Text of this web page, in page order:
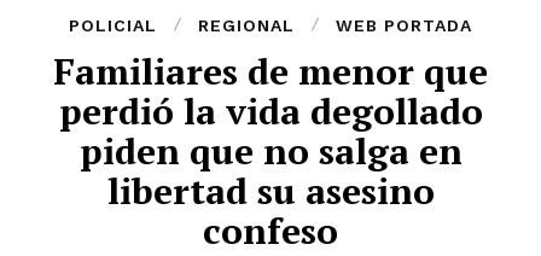
POLICIAL REGIONAL WEB PORTADA
Familiares de menor que
perdió la vida degollado
piden que no salga en
libertad su asesino
confeso